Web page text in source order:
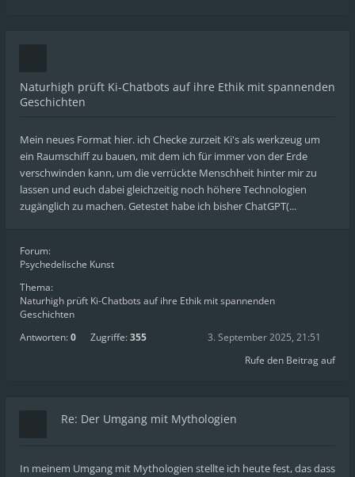
Naturhigh prüft Ki-Chatbots auf ihre Ethik mit spannenden
Geschichten
Mein neues Format hier. ich Checke zurzeit Ki's als werkzeug um
ein Raumschiff zu bauen, mit dem ich für immer von der Erde
verschwinden kann, um die verrückte Menschheit hinter mir zu
lassen und euch dabei gleichzeitig noch höhere Technologien
zugänglich zu machen. Getestet habe ich bisher ChatGPT(...
Forum:
Psychedelische Kunst
Thema:
Naturhigh prüft Ki-Chatbots auf ihre Ethik mit spannenden
Geschichten
Antworten:0 Zugriffe:355
3. September 2025, 21:51
Rufe den Beitrag auf
Re: Der Umgang mit Mythologien
In meinem Umgang mit Mythologien stellte ich heute fest, das dass